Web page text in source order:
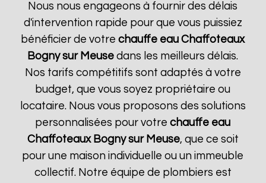
Nous nous engageons à fournir des délais
d'intervention rapide pour que vous puissiez
bénéficier de votrechauffe eau Chaffoteaux
Bogny sur Meuse dans les meilleurs délais.
Nos tarifs compétitifs sont adaptés à votre
budget, que vous soyez propriétaire ou
locataire. Nous vous proposons des solutions
personnalisées pour votrechauffe eau
Chaffoteaux Bogny sur Meuse, que ce soit
pour une maison individuelle ou un immeuble
collectif. Notre équipe de plombiers est